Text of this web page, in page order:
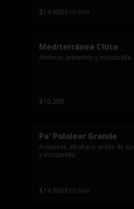
$14.900$16.500
Mediterránea Chica
Anchoas, pimentón y mozzarella.
$10.200
Pa' Pololear Grande
Aceitunas, albahaca, aceite de ajo
y mozzarella.
$14.900$16.500